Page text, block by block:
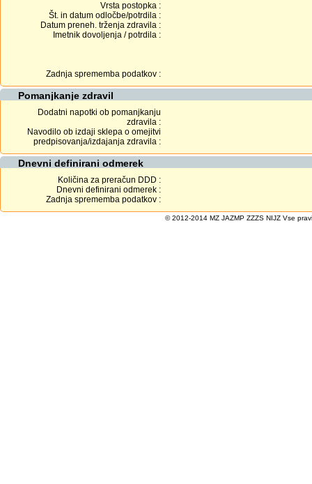
Vrsta postopka :
Št. in datum odločbe/potrdila :
Datum preneh. trženja zdravila :
Imetnik dovoljenja / potrdila :
Zadnja sprememba podatkov :
Pomanjkanje zdravil
Dodatni napotki ob pomanjkanju
zdravila :
Navodilo ob izdaji sklepa o omejitvi
predpisovanja/izdajanja zdravila :
Dnevni definirani odmerek
Količina za preračun DDD :
Dnevni definirani odmerek :
Zadnja sprememba podatkov :
© 2012-2014 MZ JAZMP ZZZS NIJZ Vse